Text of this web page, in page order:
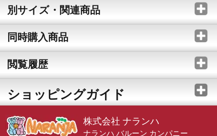
別サイズ・関連商品
同時購入商品
閲覧履歴
ショッピングガイド
株式会社 ナランハ
ナランハ バルーン カンパニー